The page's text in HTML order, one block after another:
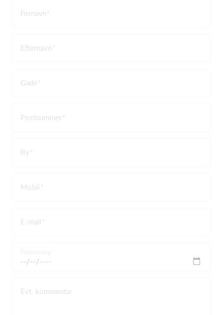
Fornavn
Efternavn
Gade
Postnummer
By
Mobil
E-mail
Evt. kommentar